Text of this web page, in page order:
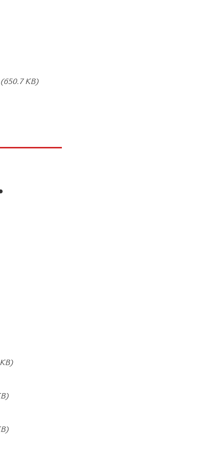
(650.7 KB)